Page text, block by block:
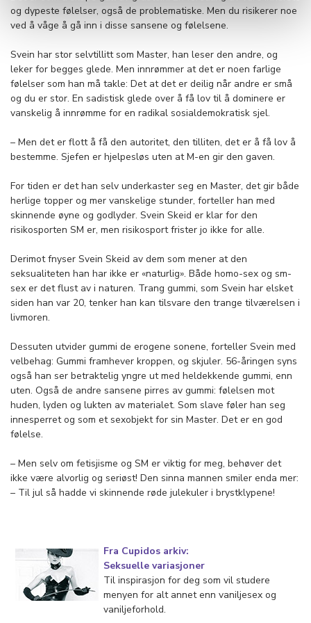
og dypeste følelser, også de problematiske. Men du risikerer noe
ved å våge å gå inn i disse sansene og følelsene.
Svein har stor selvtillitt som Master, han leser den andre, og
leker for begges glede. Men innrømmer at det er noen farlige
følelser som han må takle: Det at det er deilig når andre er små
og du er stor. En sadistisk glede over å få lov til å dominere er
vanskelig å innrømme for en radikal sosialdemokratisk sjel.
– Men det er flott å få den autoritet, den tilliten, det er å få lov å
bestemme. Sjefen er hjelpesløs uten at M-en gir den gaven.
For tiden er det han selv underkaster seg en Master, det gir både
herlige topper og mer vanskelige stunder, forteller han med
skinnende øyne og godlyder. Svein Skeid er klar for den
risikosporten SM er, men risikosport frister jo ikke for alle.
Derimot fnyser Svein Skeid av dem som mener at den
seksualiteten han har ikke er «naturlig». Både homo-sex og sm-
sex er det flust av i naturen. Trang gummi, som Svein har elsket
siden han var 20, tenker han kan tilsvare den trange tilværelsen i
livmoren.
Dessuten utvider gummi de erogene sonene, forteller Svein med
velbehag: Gummi framhever kroppen, og skjuler. 56-åringen syns
også han ser betraktelig yngre ut med heldekkende gummi, enn
uten. Også de andre sansene pirres av gummi: følelsen mot
huden, lyden og lukten av materialet. Som slave føler han seg
innesperret og som et sexobjekt for sin Master. Det er en god
følelse.
– Men selv om fetisjisme og SM er viktig for meg, behøver det
ikke være alvorlig og seriøst! Den sinna mannen smiler enda mer:
– Til jul så hadde vi skinnende røde julekuler i brystklypene!
Fra Cupidos arkiv:
Seksuelle variasjoner
Til inspirasjon for deg som vil studere
menyen for alt annet enn vaniljesex og
vaniljeforhold.